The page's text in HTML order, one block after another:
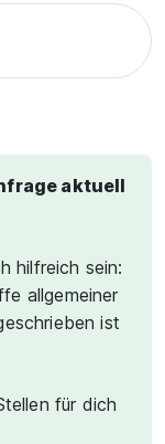
aktuell
hilfreich sein:
allgemeiner
ist
für dich